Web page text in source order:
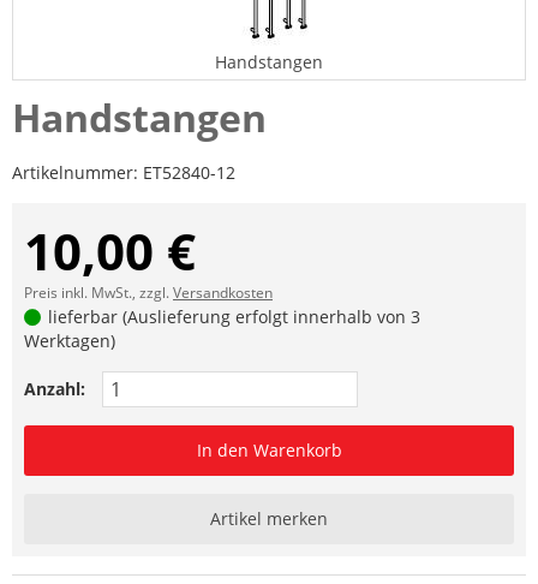
Handstangen
Handstangen
Artikelnummer: ET52840-12
10,00 €
Preis inkl. MwSt., zzgl.Versandkosten
lieferbar (Auslieferung erfolgt innerhalb von 3
Werktagen)
Anzahl:
In den Warenkorb
Artikel merken